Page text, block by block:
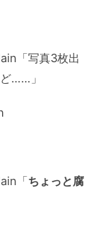
「写真3枚出
……」
「ちょっと腐